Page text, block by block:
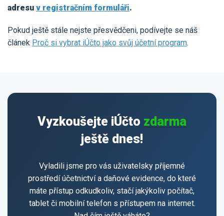
adresu v registračním formuláři.
Pokud ještě stále nejste přesvědčeni, podívejte se náš
článek Proč si vybrat iÚčto jako svůj účetní program.
Vyzkoušejte iÚčto zdarma
ještě dnes!
Vyladili jsme pro vás uživatelsky příjemné
prostředí účetnictví a daňové evidence, do které
máte přístup odkudkoliv, stačí jakýkoliv počítač,
tablet či mobilní telefon s přístupem na internet.